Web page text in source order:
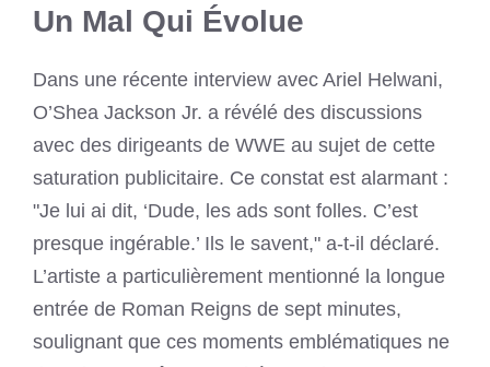
Un Mal Qui Évolue
Dans une récente interview avec Ariel Helwani,
O’Shea Jackson Jr. a révélé des discussions
avec des dirigeants de WWE au sujet de cette
saturation publicitaire. Ce constat est alarmant :
"Je lui ai dit, ‘Dude, les ads sont folles. C’est
presque ingérable.’ Ils le savent," a-t-il déclaré.
L’artiste a particulièrement mentionné la longue
entrée de Roman Reigns de sept minutes,
soulignant que ces moments emblématiques ne